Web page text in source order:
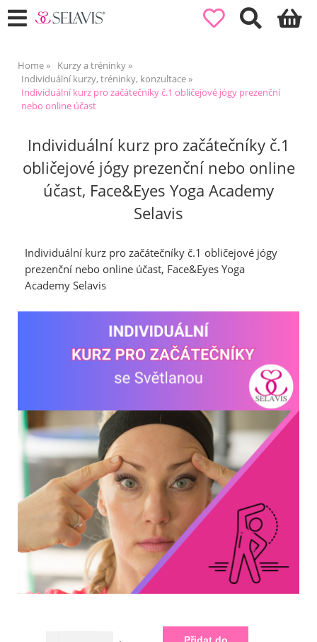
Home
Kurzy a tréninky
Individuální kurzy, tréninky, konzultace
Individuální kurz pro začátečníky č.1 obličejové jógy prezenční
nebo online účast
Individuální kurz pro začátečníky č.1
obličejové jógy prezenční nebo online
účast, Face&Eyes Yoga Academy
Selavis
Individuální kurz pro začátečníky č.1 obličejové jógy
prezenční nebo online účast, Face&Eyes Yoga
Academy Selavis